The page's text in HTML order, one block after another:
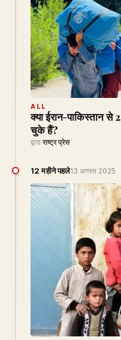
ALL
क्या ईरान-पाकिस्तान
चुके हैं?
द्वारा राष्ट्र प्रेस
12 महीने पहले13 अगस्त 2025